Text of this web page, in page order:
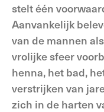
stelt één
Aanvankelijk
van de mannen
vrolijke sfeer
henna, het bad,
verstrijken van
zich in de harten